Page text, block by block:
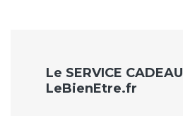
Le SERVICE CADEAU
LeBienEtre.fr